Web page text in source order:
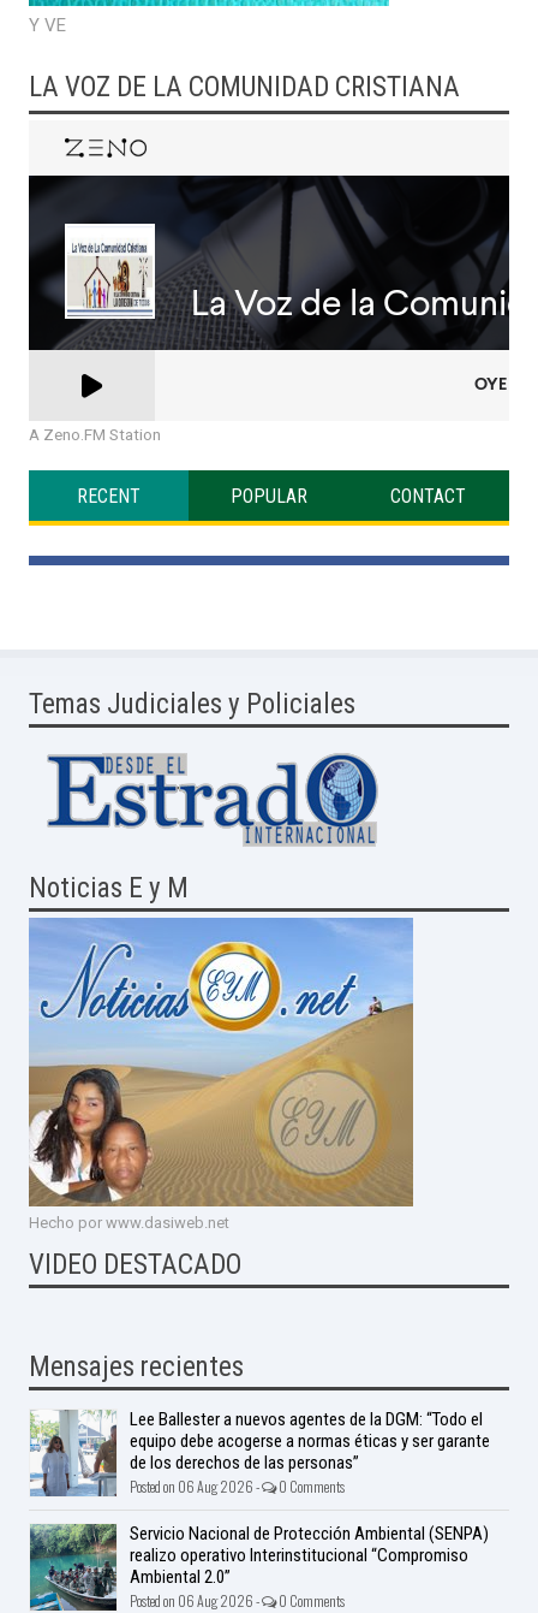
Y VE
LA VOZ DE LA COMUNIDAD CRISTIANA
A Zeno.FM Station
RECENT POPULAR CONTACT
Temas Judiciales y Policiales
Noticias E y M
Hecho por www.dasiweb.net
VIDEO DESTACADO
Mensajes recientes
Lee Ballester a nuevos agentes de la DGM: “Todo el
equipo debe acogerse a normas éticas y ser garante
de los derechos de las personas”
Posted on 06 Aug 2026 - 0 Comments
Servicio Nacional de Protección Ambiental (SENPA)
realizo operativo Interinstitucional “Compromiso
Ambiental 2.0”
Posted on 06 Aug 2026 - 0 Comments